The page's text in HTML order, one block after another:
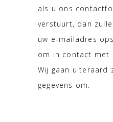
als u ons
verstuurt, dan
uw e-mailadres
om in contact met
Wij gaan uiteraard
gegevens om.